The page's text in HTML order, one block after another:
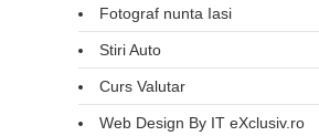
Fotograf nunta Iasi
Stiri Auto
Curs Valutar
Web Design By IT eXclusiv.ro